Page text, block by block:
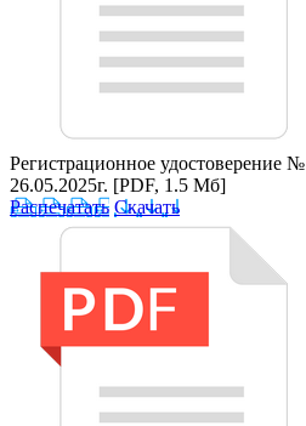
Регистрационное удостоверение
26.05.2025г. [PDF, 1.5 Мб]
Распечатать Скачать